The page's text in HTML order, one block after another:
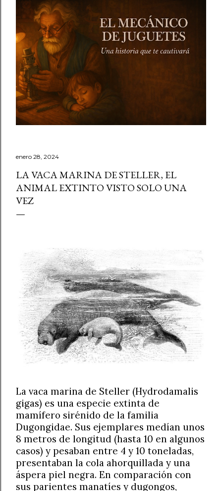
enero 28, 2024
LA VACA MARINA DE STELLER, EL
ANIMAL EXTINTO VISTO SOLO UNA
VEZ
La vaca marina de Steller (Hydrodamalis
gigas) es una especie extinta de
mamífero sirénido de la familia
Dugongidae. Sus ejemplares medían unos
8 metros de longitud (hasta 10 en algunos
casos) y pesaban entre 4 y 10 toneladas,
presentaban la cola ahorquillada y una
áspera piel negra. En comparación con
sus parientes manatíes y dugongos,